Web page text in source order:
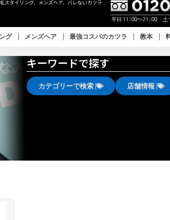
スタイリング、メンズヘア、バレないカツラ
グ メンズヘア 最強コスパのカツラ 教本
キーワードで探す
カテゴリーで検索 | 店舗情報 |